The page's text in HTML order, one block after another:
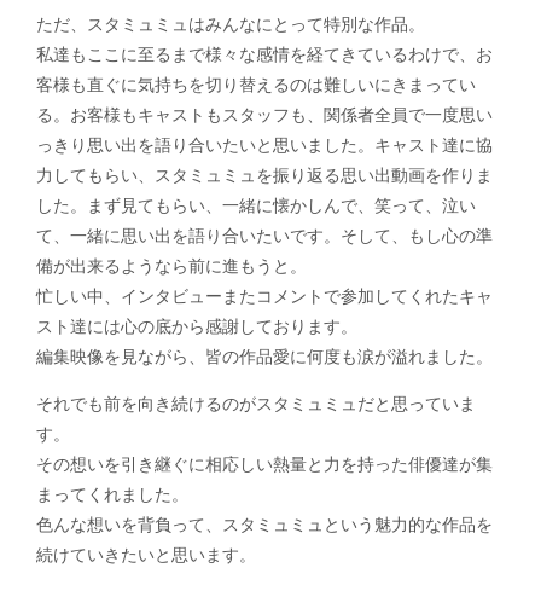
ただ、スタミュミュはみんなにとって特別な作品。
私達もここに至るまで様々な感情を経てきているわけで、お
客様も直ぐに気持ちを切り替えるのは難しいにきまってい
る。お客様もキャストもスタッフも、関係者全員で一度思い
っきり思い出を語り合いたいと思いました。キャスト達に協
力してもらい、スタミュミュを振り返る思い出動画を作りま
した。まず見てもらい、一緒に懐かしんで、笑って、泣い
て、一緒に思い出を語り合いたいです。そして、もし心の準
備が出来るようなら前に進もうと。
忙しい中、インタビューまたコメントで参加してくれたキャ
スト達には心の底から感謝しております。
編集映像を見ながら、皆の作品愛に何度も涙が溢れました。
それでも前を向き続けるのがスタミュミュだと思っていま
す。
その想いを引き継ぐに相応しい熱量と力を持った俳優達が集
まってくれました。
色んな想いを背負って、スタミュミュという魅力的な作品を
続けていきたいと思います。